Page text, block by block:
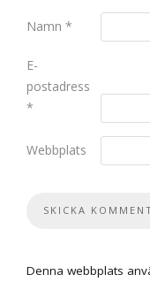
Namn *
E-
postadress
*
Webbplats
Denna webbplats